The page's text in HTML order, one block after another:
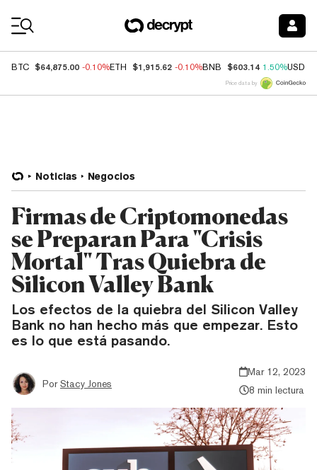
BTC $64,875.00 -0.10%ETH $1,915.62 -0.10%BNB $603.14 1.50%USDC
Price data by
Noticias Negocios
Firmas de Criptomonedas
se Preparan Para "Crisis
Mortal" Tras Quiebra de
Silicon Valley Bank
Los efectos de la quiebra del Silicon Valley
Bank no han hecho más que empezar. Esto
es lo que está pasando.
Por Stacy Jones
Mar 12, 2023
8 min lectura